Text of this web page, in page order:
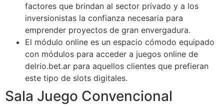
factores que brindan al sector privado y a los
inversionistas la confianza necesaria para
emprender proyectos de gran envergadura.
El módulo online es un espacio cómodo equipado
con módulos para acceder a juegos online de
delrio.bet.ar para aquellos clientes que prefieran
este tipo de slots digitales.
Sala Juego Convencional